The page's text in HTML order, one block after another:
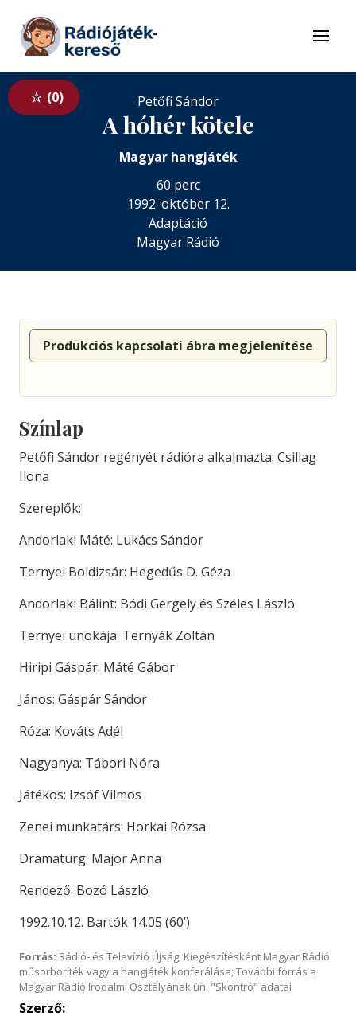
Tovább a tartalomhoz
Menü
0 Petőfi Sándor
A hóhér kötele
Magyar hangjáték
60 perc
1992. október 12.
Adaptáció
Magyar Rádió
Produkciós kapcsolati ábra megjelenítése
Színlap
Petőfi Sándor regényét rádióra alkalmazta: Csillag
Ilona
Szereplők:
Andorlaki Máté: Lukács Sándor
Ternyei Boldizsár: Hegedűs D. Géza
Andorlaki Bálint: Bódi Gergely és Széles László
Ternyei unokája: Ternyák Zoltán
Hiripi Gáspár: Máté Gábor
János: Gáspár Sándor
Róza: Kováts Adél
Nagyanya: Tábori Nóra
Játékos: Izsóf Vilmos
Zenei munkatárs: Horkai Rózsa
Dramaturg: Major Anna
Rendező: Bozó László
1992.10.12. Bartók 14.05 (60’)
Forrás: Rádió- és Televízió Újság; Kiegészítésként Magyar Rádió
műsorboríték vagy a hangjáték konferálása; További forrás a
Magyar Rádió Irodalmi Osztályának ún. "Skontró" adatai
Szerző: